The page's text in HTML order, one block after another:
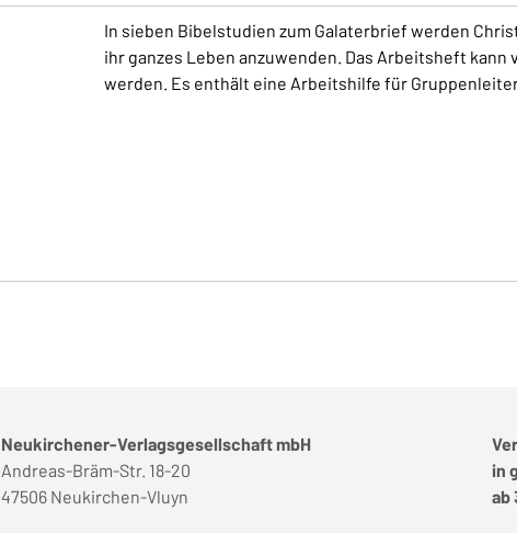
In sieben Bibelstudien zum Galaterbrief werden
ihr ganzes Leben anzuwenden. Das Arbeitsheft
werden. Es enthält eine Arbeitshilfe für
Neukirchener-Verlagsgesellschaft mbH
Andreas-Bräm-Str. 18-20
47506 Neukirchen-Vluyn
in
ab